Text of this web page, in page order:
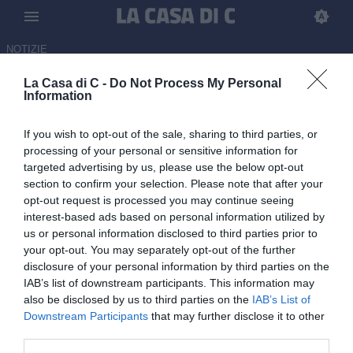
La Casa di C - Do Not Process My Personal
Information
If you wish to opt-out of the sale, sharing to third parties, or
processing of your personal or sensitive information for
targeted advertising by us, please use the below opt-out
section to confirm your selection. Please note that after your
opt-out request is processed you may continue seeing
interest-based ads based on personal information utilized by
us or personal information disclosed to third parties prior to
your opt-out. You may separately opt-out of the further
disclosure of your personal information by third parties on the
IAB’s list of downstream participants. This information may
also be disclosed by us to third parties on the IAB’s List of
Downstream Participants that may further disclose it to other
NOTIZIE
Ascoli-Union Brescia, divieto di
di Brescia: la nota del prefetto
03.06.2026 17:50 diTommaso Paolantonio
La nota del prefetto di Ascoli Piceno per la vendita dei biglietti della
gara di ritorno della finale playoff tra Ascoli e Union Brescia